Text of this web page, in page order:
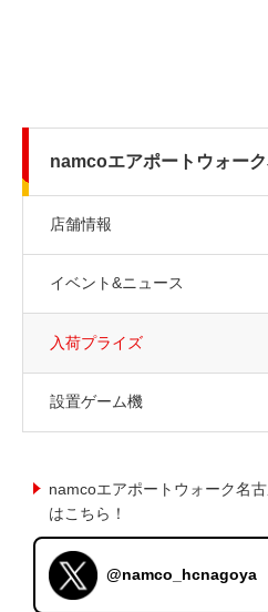
namcoエアポートウォー
店舗情報
イベント&ニュース
入荷プライズ
設置ゲーム機
namcoエアポートウォーク名
はこちら！
@namco_hcnagoya